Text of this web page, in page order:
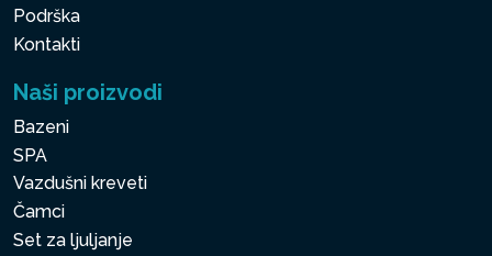
Podrška
Kontakti
Naši proizvodi
Bazeni
SPA
Vazdušni kreveti
Čamci
Set za ljuljanje